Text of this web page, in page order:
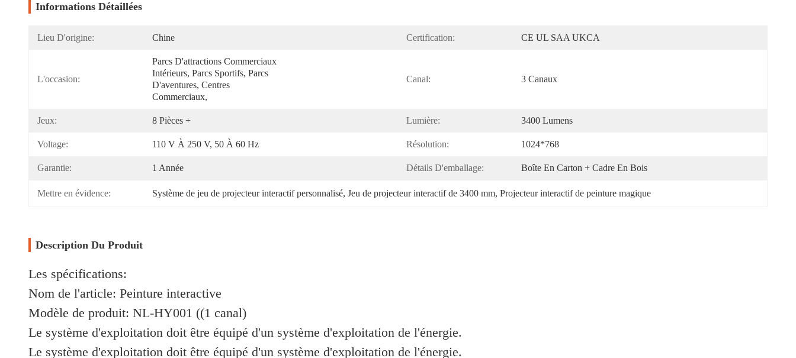
Informations Détaillées
Lieu D'origine: Chine Certification: CE UL SAA UKCA
L'occasion:
Parcs D'attractions Commerciaux
Intérieurs, Parcs Sportifs, Parcs
D'aventures, Centres
Commerciaux,
Canal: 3 Canaux
Jeux: 8 Pièces + Lumière: 3400 Lumens
Voltage: 110 V À 250 V, 50 À 60 Hz Résolution: 1024*768
Garantie: 1 Année Détails D'emballage: Boîte En Carton + Cadre En Bois
Mettre en évidence: Système de jeu de projecteur interactif personnalisé, Jeu de projecteur interactif de 3400 mm, Projecteur interactif de peinture magique
Description Du Produit
Les spécifications:
Nom de l'article: Peinture interactive
Modèle de produit: NL-HY001 ((1 canal)
Le système d'exploitation doit être équipé d'un système d'exploitation de l'énergie.
Le système d'exploitation doit être équipé d'un système d'exploitation de l'énergie.